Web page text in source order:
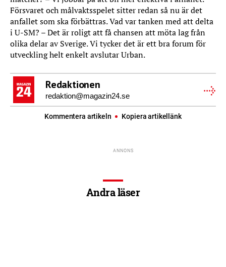
Försvaret och målvaktsspelet sitter redan så nu är det
anfallet som ska förbättras. Vad var tanken med att delta
i U-SM? – Det är roligt att få chansen att möta lag från
olika delar av Sverige. Vi tycker det är ett bra forum för
utveckling helt enkelt avslutar Urban.
Redaktionen
redaktion@magazin24.se
Kommentera artikeln Kopiera artikellänk
Andra läser